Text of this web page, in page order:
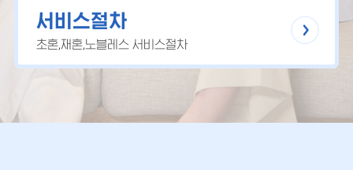
서비스절차
초혼,재혼,노블레스 서비스절차